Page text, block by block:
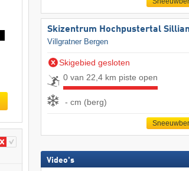
Skizentrum Hochpustertal Sillian
Villgratner Bergen
Skigebied gesloten
0 van 22,4 km piste open
- cm (berg)
Video's